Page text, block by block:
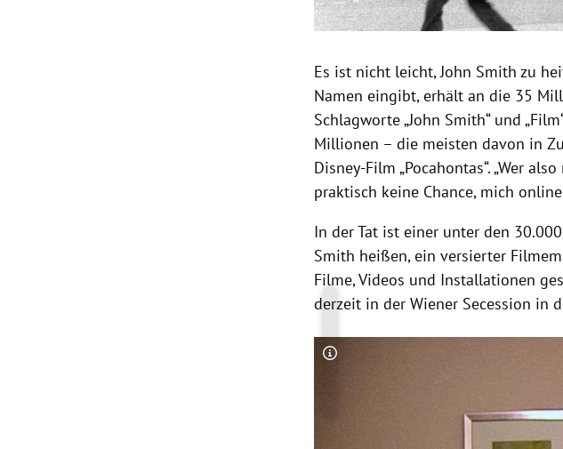
Es ist nicht leicht, John Smith zu
Namen eingibt, erhält an die 35
Schlagworte „John Smith“ und
Millionen – die meisten davon in
Disney-Film „Pocahontas“. „Wer
praktisch keine Chance, mich
In der Tat ist einer unter den
Smith heißen, ein versierter
Filme, Videos und Installationen
derzeit in der Wiener Secession in
Copyright-Hinweis öffnen/schließen